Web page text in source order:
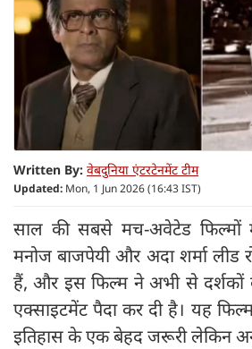
Written By: वेबदुनिया एंटरटेनमेंट टीम
Updated: Mon, 1 Jun 2026 (16:43 IST)
​साल की सबसे मच-अवेटेड
मनोज बाजपेयी और अदा शर्मा
हैं, और इस फिल्म ने अभी से
एक्साइटमेंट पैदा कर दी है। यह
इतिहास के एक बेहद जरूरी लेकिन